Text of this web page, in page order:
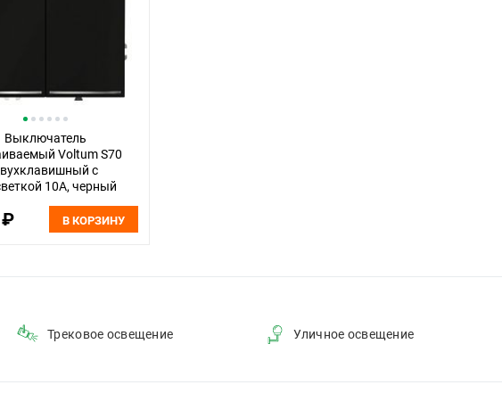
Выключатель
Voltum S70
с
10А, черный
VLS020208
₽ В КОРЗИНУ
Трековое освещение Уличное освещение